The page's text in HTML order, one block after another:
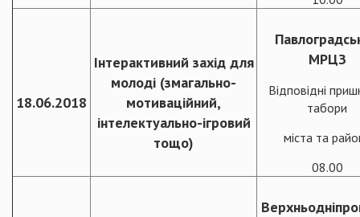
18.06.2018
Інтерактивний захід для
молоді (змагально-
мотиваційний,
інтелектуально-ігровий
тощо)
МРЦЗ
Відповідні
табори
міста та
08.00